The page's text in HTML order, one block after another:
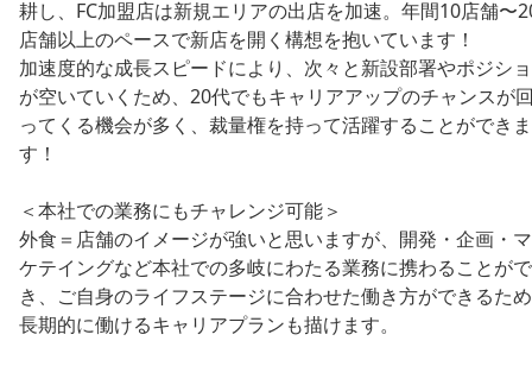
耕し、FC加盟店は新規エリアの出店を加速。年間10店舗〜
店舗以上のペースで新店を開く構想を抱いています！
加速度的な成長スピードにより、次々と新設部署やポジシ
が空いていくため、20代でもキャリアアップのチャンスが
ってくる機会が多く、裁量権を持って活躍することができま
す！
＜本社での業務にもチャレンジ可能＞
外食＝店舗のイメージが強いと思いますが、開発・企画・
ケテイングなど本社での多岐にわたる業務に携わることがで
き、ご自身のライフステージに合わせた働き方ができるた
長期的に働けるキャリアプランも描けます。